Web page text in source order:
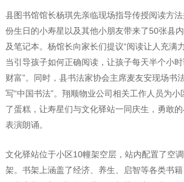
县图书馆馆长杨琪先亲临现场指导传授阅读方
份生日的小寿星以及其他小朋友带来了50张县
及笔记本。杨馆长向家长们提议“阅读让人充满
当引导孩子如何正确阅读，让孩子每天半个小
财富”。同时，县书法家协会主席麦友安现场书
写“中国书法”。翔顺物业公司相关工作人员为
了蛋糕，让寿星们与文化驿站一同庆生，勇敢
表演朗诵。
文化驿站位于小区10幢架空层，站内配置了空
架。书架上涵盖了经济、养生、启智等各类书